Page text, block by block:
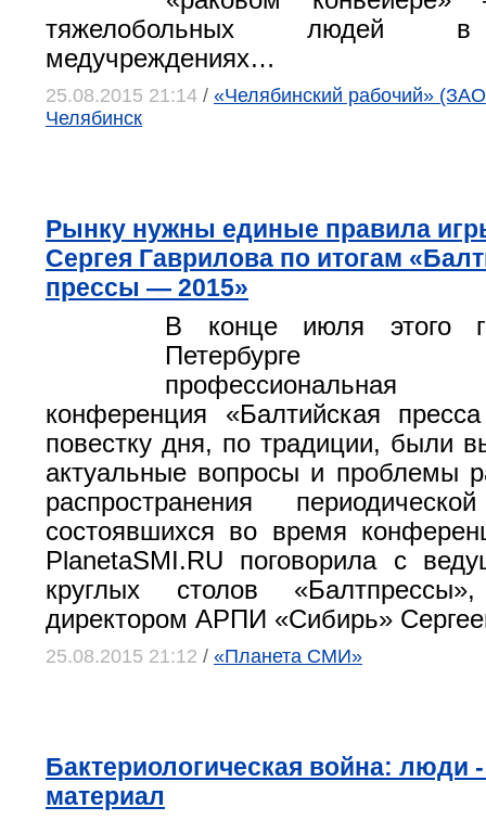
тяжелобольных людей в
медучреждениях…
25.08.2015 21:14 / «Челябинский рабочий»
Челябинск
Рынку нужны единые правила
Сергея Гаврилова по итогам
прессы — 2015»
В конце июля этого
Петербурге
профессиональная
конференция «Балтийская
повестку дня, по традиции, были
актуальные вопросы и проблемы
распространения
состоявшихся во время
PlanetaSMI.RU поговорила с
круглых столов
директором АРПИ «Сибирь»
25.08.2015 21:12 / «Планета СМИ»
Бактериологическая война: люди
материал